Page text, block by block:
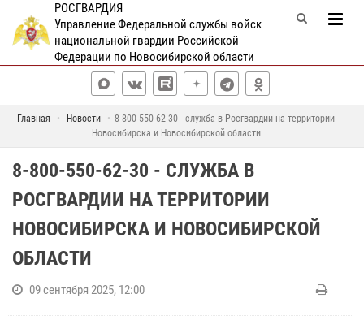
РОСГВАРДИЯ
Управление Федеральной службы войск
национальной гвардии Российской
Федерации по Новосибирской области
Главная Новости
8-800-550-62-30 - служба в Росгвардии на территории
Новосибирска и Новосибирской области
8-800-550-62-30 - СЛУЖБА В
РОСГВАРДИИ НА ТЕРРИТОРИИ
НОВОСИБИРСКА И НОВОСИБИРСКОЙ
ОБЛАСТИ
09 сентября 2025, 12:00